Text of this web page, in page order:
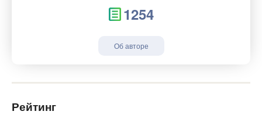
1254
Об авторе
Рейтинг